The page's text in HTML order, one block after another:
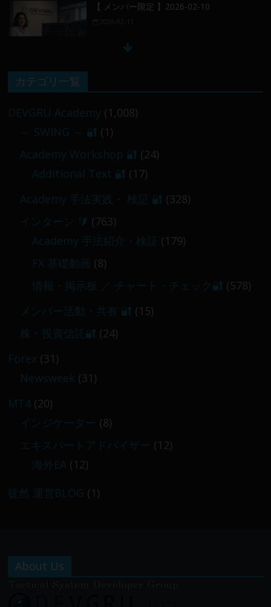
【 メンバー限定 】2026-02-10
／
【 メンバー限定 】2026-03-05～06
カテゴリ一覧
DEVGRU Academy (1,008)
～ SWING ～ 🔐 (1)
Academy Workshop 🔐 (24)
Additional Text 🔐 (17)
Academy 手法実践・ 検証 🔐 (328)
インターン 🔰 (763)
Academy 手法紹介・検証 (179)
FX 基礎動画 (8)
情報・掲示板 ／ チャート・チェック🔐 (578)
メンバー活動・共有 🔐 (15)
株・投資信託🔐 (24)
Forex (31)
Newsweek (31)
MT4(20)
インジケーター (8)
エキスパートアドバイザー (12)
海外EA (12)
徒然 運営BLOG (1)
About Us